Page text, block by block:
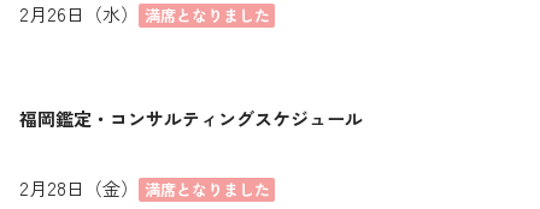
2月26日（水） 満席となりました
福岡鑑定・コンサルティングスケジュール
2月28日（金） 満席となりました